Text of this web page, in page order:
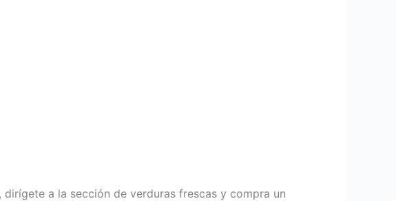
a la sección de verduras frescas y compra un